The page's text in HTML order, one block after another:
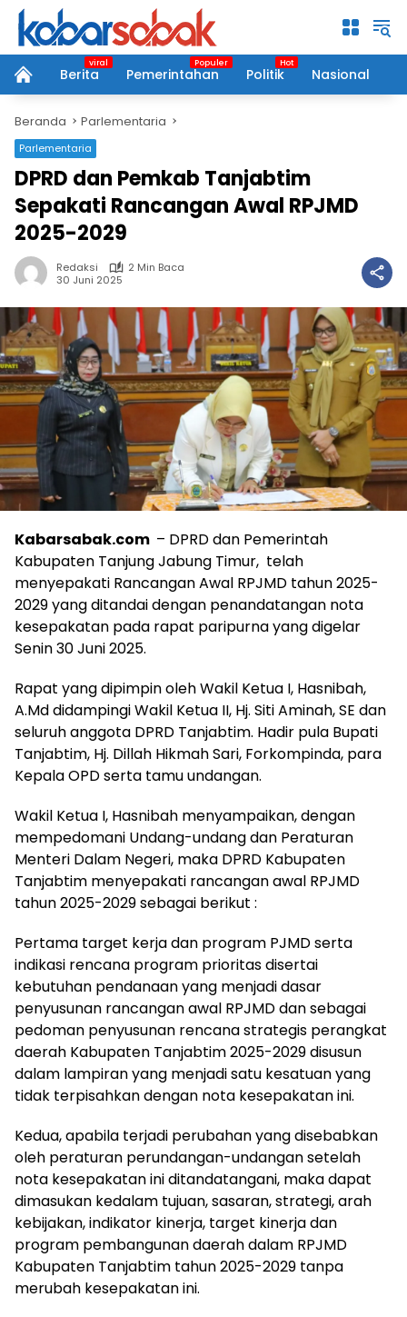
Langsung
konten
home
Berita Pemerintahan Politik Nasional
Beranda Parlementaria
Parlementaria
DPRD dan Pemkab Tanjabtim
Sepakati Rancangan Awal RPJMD
2025-2029
Redaksi
2 Min Baca
30 Juni 2025
Kabarsabak.com – DPRD dan Pemerintah
Kabupaten Tanjung Jabung Timur, telah
menyepakati Rancangan Awal RPJMD tahun 2025-
2029 yang ditandai dengan penandatangan nota
kesepakatan pada rapat paripurna yang digelar
Senin 30 Juni 2025.
Rapat yang dipimpin oleh Wakil Ketua I, Hasnibah,
A.Md didampingi Wakil Ketua II, Hj. Siti Aminah, SE dan
seluruh anggota DPRD Tanjabtim. Hadir pula Bupati
Tanjabtim, Hj. Dillah Hikmah Sari, Forkompinda, para
Kepala OPD serta tamu undangan.
Wakil Ketua I, Hasnibah menyampaikan, dengan
mempedomani Undang-undang dan Peraturan
Menteri Dalam Negeri, maka DPRD Kabupaten
Tanjabtim menyepakati rancangan awal RPJMD
tahun 2025-2029 sebagai berikut :
Pertama target kerja dan program PJMD serta
indikasi rencana program prioritas disertai
kebutuhan pendanaan yang menjadi dasar
penyusunan rancangan awal RPJMD dan sebagai
pedoman penyusunan rencana strategis perangkat
daerah Kabupaten Tanjabtim 2025-2029 disusun
dalam lampiran yang menjadi satu kesatuan yang
tidak terpisahkan dengan nota kesepakatan ini.
Kedua, apabila terjadi perubahan yang disebabkan
oleh peraturan perundangan-undangan setelah
nota kesepakatan ini ditandatangani, maka dapat
dimasukan kedalam tujuan, sasaran, strategi, arah
kebijakan, indikator kinerja, target kinerja dan
program pembangunan daerah dalam RPJMD
Kabupaten Tanjabtim tahun 2025-2029 tanpa
merubah kesepakatan ini.